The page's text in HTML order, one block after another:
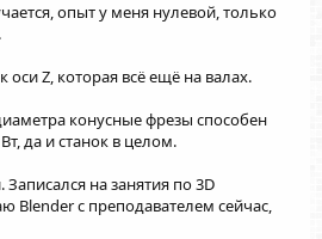
опыт у меня нулевой, только
оси Z, которая всё ещё на валах.
конусные фрезы способен
да и станок в целом.
на занятия по 3D
Blender с преподавателем сейчас,